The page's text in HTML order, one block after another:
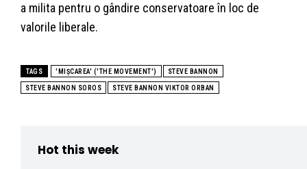
a milita pentru o gândire conservatoare în loc de
valorile liberale.
TAGS 'MIŞCAREA' ('THE MOVEMENT') STEVE BANNON
STEVE BANNON SOROS STEVE BANNON VIKTOR ORBAN
Hot this week